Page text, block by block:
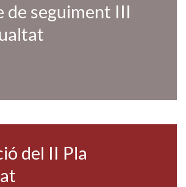
de seguiment III
del II Pla